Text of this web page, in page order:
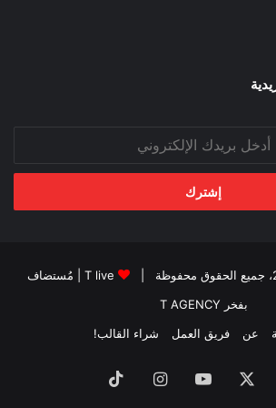
T live | مُستضاف
بفخر T AGENCY
عن فريق العمل شراء القالب!
‫YouTubeانستقرام